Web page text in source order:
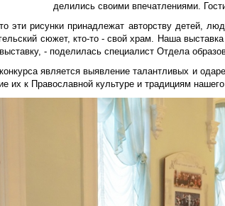
делились своими впечатлениями.
эти рисунки принадлежат авторству детей,
сюжет, кто-то - свой храм. Наша
- поделилась специалист Отдела
является выявление талантливых и
их к Православной культуре и традициям